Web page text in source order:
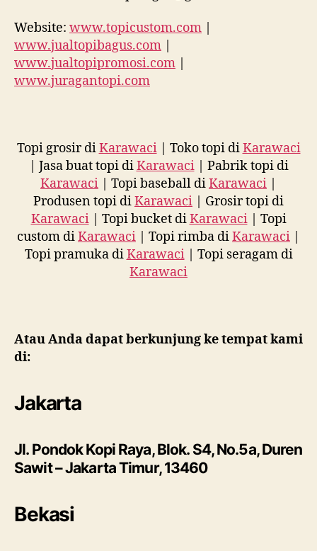
Website: www.topicustom.com
www.jualtopibagus.com
www.jualtopipromosi.com
www.juragantopi.com
Topi grosir diKarawaci| Toko topi diKarawaci
| Jasa buat topi diKarawaci| Pabrik topi di
Karawaci | Topi baseball diKarawaci
Produsen topi diKarawaci | Grosir topi di
Karawaci| Topi bucket diKarawaci| Topi
custom diKarawaci | Topi rimba diKarawaci
Topi pramuka diKarawaci| Topi seragam di
Karawaci
Atau Anda dapat berkunjung ke tempat kami
di:
Jakarta
Jl. Pondok Kopi Raya, Blok. S4, No.5a, Duren
Sawit – Jakarta Timur, 13460
Bekasi